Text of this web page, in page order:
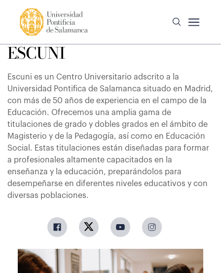
ESCUNI
Escuni es un Centro Universitario adscrito a la
Universidad Pontifica de Salamanca situado en Madrid,
con más de 50 años de experiencia en el campo de la
Educación. Ofrecemos una amplia gama de
titulaciones de grado y dobles grados en el ámbito de
Magisterio y de la Pedagogía, así como en Educación
Social. Estas titulaciones están diseñadas para formar
a profesionales altamente capacitados en la
enseñanza y la educación, preparándolos para
desempeñarse en diferentes niveles educativos y con
diversas poblaciones.